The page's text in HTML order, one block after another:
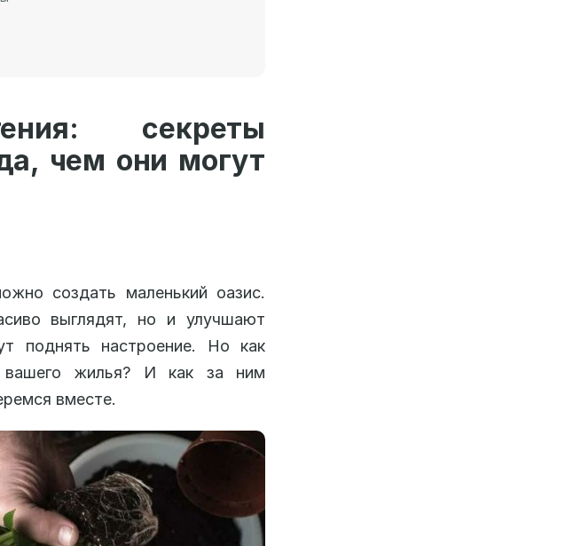
секреты
чем они могут
создать маленький оазис.
выглядят, но и улучшают
поднять настроение. Но как
вашего жилья? И как за ним
вместе.